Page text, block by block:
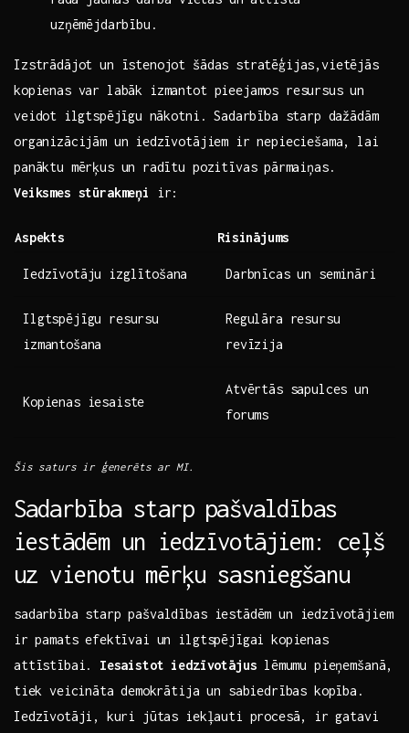
uzņēmējdarbību.
Izstrādājot​ un īstenojot šādas stratēģijas,vietējās
kopienas ‍var labāk ​izmantot pieejamos resursus un⁢
veidot ⁤ilgtspējīgu ⁣nākotni.‍ Sadarbība starp dažādām
organizācijām ‌un ⁤iedzīvotājiem ir nepieciešama, lai
panāktu mērķus un ⁤radītu pozitīvas ⁢pārmaiņas.
Veiksmes stūrakmeņi
ir:
Aspekts Risinājums
Iedzīvotāju izglītošana Darbnīcas un semināri
Ilgtspējīgu resursu
izmantošana
Regulāra resursu
revīzija
Kopienas iesaiste
Atvērtās sapulces un‍
forums
Šis saturs ir ģenerēts ar ⁤MI.
Sadarbība starp⁢ pašvaldības
iestādēm un iedzīvotājiem: ⁢ceļš
uz vienotu mērķu sasniegšanu
sadarbība starp pašvaldības iestādēm un iedzīvotājiem‍
ir⁤ pamats efektīvai un ilgtspējīgai kopienas
attīstībai.⁤ Iesaistot iedzīvotājus ⁤lēmumu pieņemšanā,
⁢tiek​ veicināta⁣ demokrātija un sabiedrības kopība.
Iedzīvotāji,⁢ kuri jūtas iekļauti procesā,⁣ ir gatavi